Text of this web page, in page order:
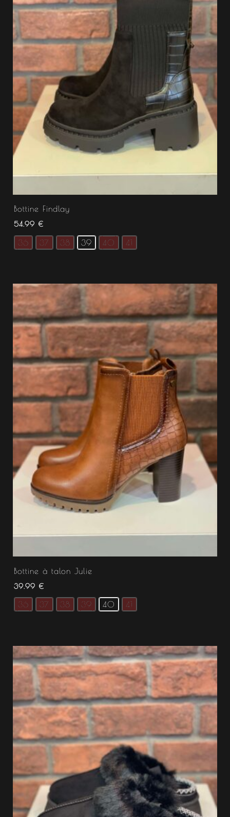
Bottine Findlay
54.99 €
36 37 38 39 40 41
Bottine à talon Julie
39.99 €
36 37 38 39 40 41